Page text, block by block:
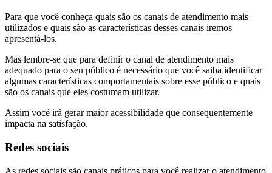
Para que você conheça quais são os canais de atendimento mais
utilizados e quais são as características desses canais iremos
apresentá-los.
Mas lembre-se que para definir o canal de atendimento mais
adequado para o seu público é necessário que você saiba identificar
algumas características comportamentais sobre esse público e quais
são os canais que eles costumam utilizar.
Assim você irá gerar maior acessibilidade que consequentemente
impacta na satisfação.
Redes sociais
As redes sociais são canais práticos para você realizar o atendimento